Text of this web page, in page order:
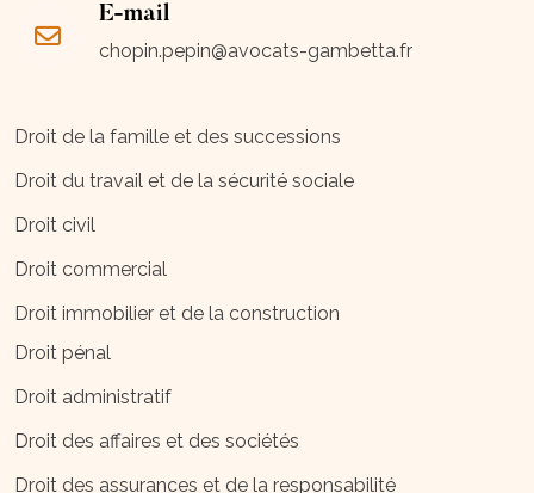
Droit de la famille et des successions
Droit du travail et de la sécurité sociale
Droit civil
Droit commercial
Droit immobilier et de la construction
Droit pénal
Droit administratif
Droit des affaires et des sociétés
Droit des assurances et de la responsabilité
E-mail
chopin.pepin@avocats-gambetta.fr